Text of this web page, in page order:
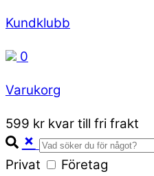
Kundklubb
0
Varukorg
Close
Cart
599 kr kvar till fri frakt
Privat Företag